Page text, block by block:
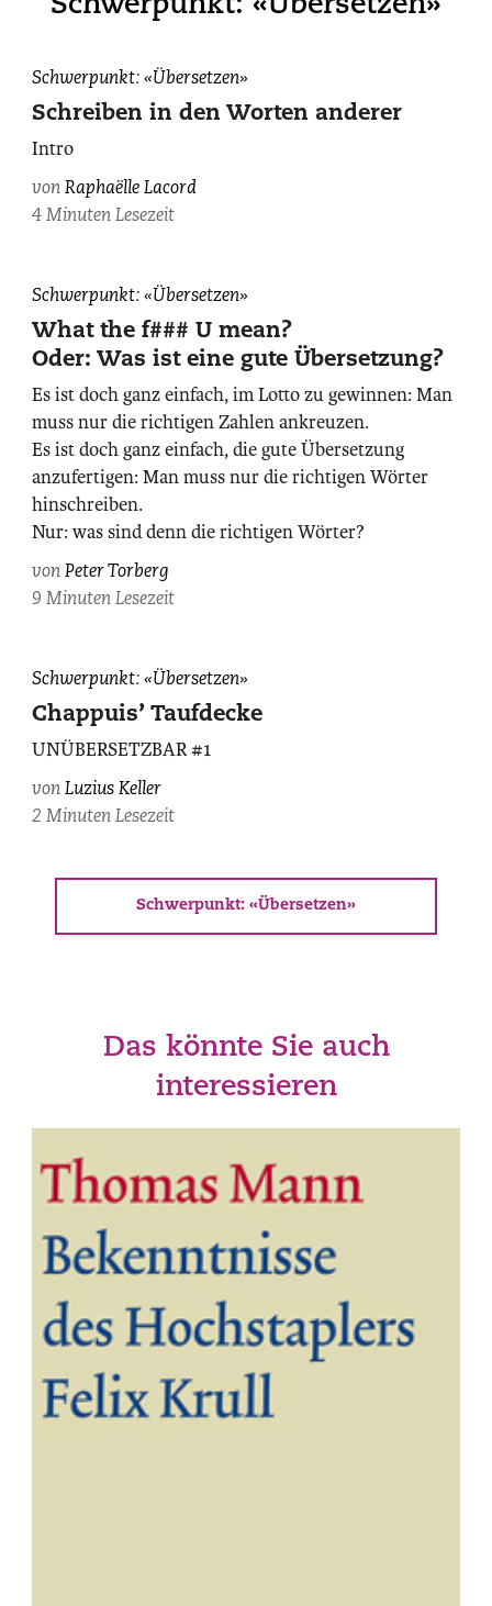
Schwerpunkt: «Übersetzen»
Schwerpunkt: «Übersetzen»
Schreiben in den Worten anderer
Intro
vonRaphaëlle Lacord
4 Minuten Lesezeit
Schwerpunkt: «Übersetzen»
What the f### U mean?
Oder: Was ist eine gute Übersetzung?
Es ist doch ganz einfach, im Lotto zu gewinnen: Man
muss nur die richtigen Zahlen ankreuzen.
Es ist doch ganz einfach, die gute Übersetzung
anzufertigen: Man muss nur die richtigen Wörter
hinschreiben.
Nur: was sind denn die richtigen Wörter?
vonPeter Torberg
9 Minuten Lesezeit
Schwerpunkt: «Übersetzen»
Chappuis’ Taufdecke
UNÜBERSETZBAR #1
vonLuzius Keller
2 Minuten Lesezeit
Schwerpunkt: «Übersetzen»
Das könnte Sie auch
interessieren